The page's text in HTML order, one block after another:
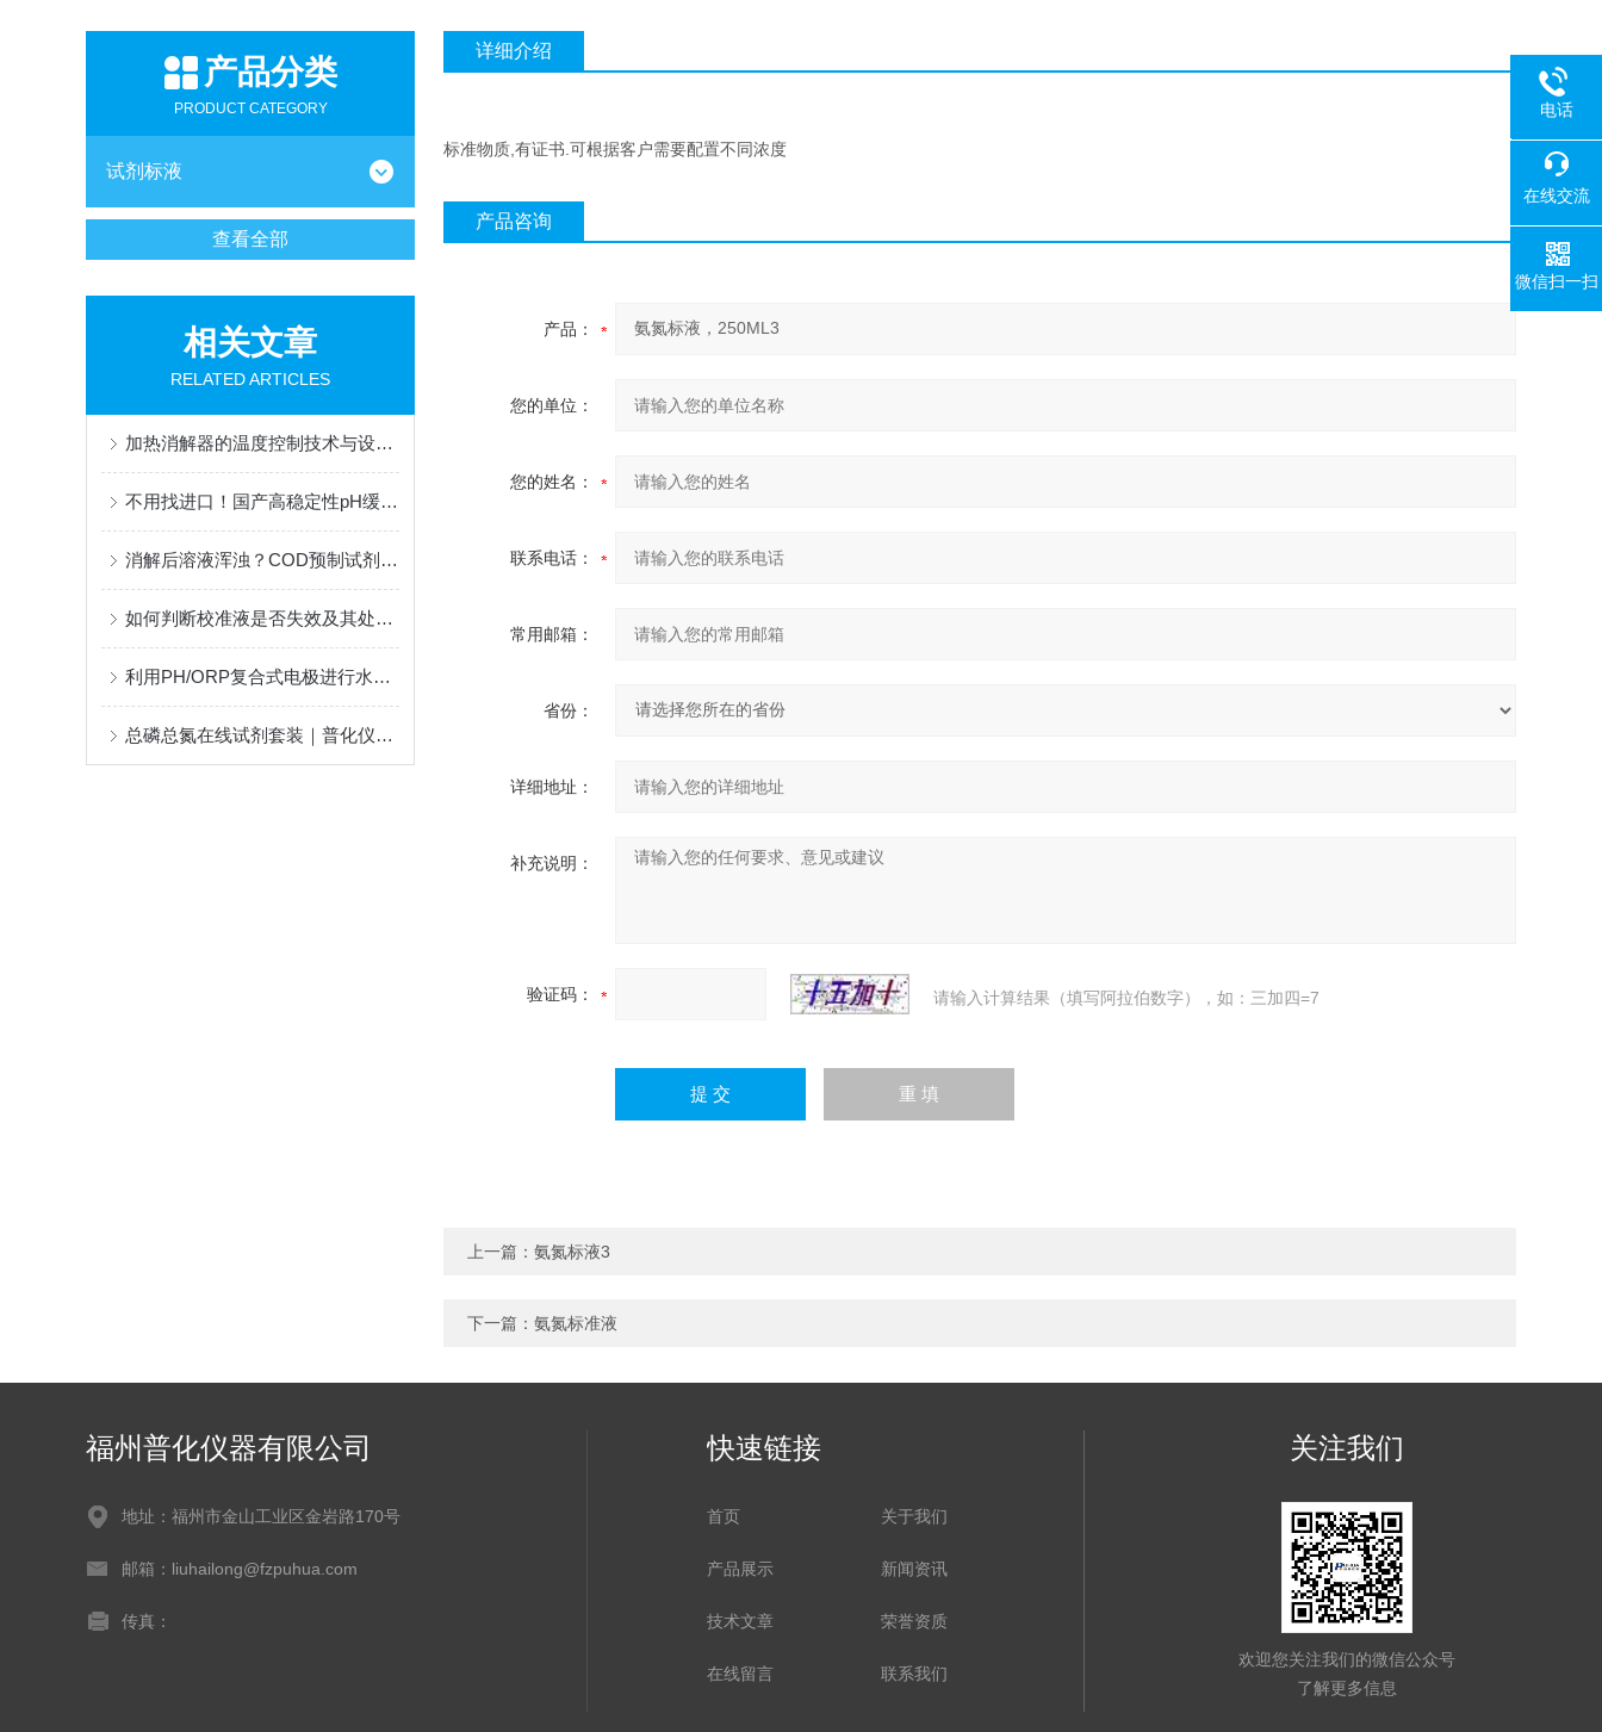
产品分类
PRODUCT CATEGORY
试剂标液
查看全部
相关文章
RELATED ARTICLES
加热消解器的温度控制技术与设备维护保养指南
不用找进口！国产高稳定性pH缓冲液，适配梅特勒、哈希、雷磁全系设备
消解后溶液浑浊？COD预制试剂常见异常现象与对策
如何判断校准液是否失效及其处理方法
利用PH/ORP复合式电极进行水质检测的准确性研究
总磷总氮在线试剂套装｜普化仪器，在线仪表专用耗材
详细介绍
标准物质,有证书.可根据客户需要配置不同浓度
产品咨询
产品：
您的单位：
您的姓名：
联系电话：
常用邮箱：
省份：
详细地址：
补充说明：
验证码： 请输入计算结果（填写阿拉伯数字），如：三加四=7
上一篇： 氨氮标液3
下一篇： 氨氮标准液
福州普化仪器有限公司
地址：福州市金山工业区金岩路170号
邮箱：liuhailong@fzpuhua.com
传真：
快速链接
首页 关于我们
产品展示 新闻资讯
技术文章 荣誉资质
在线留言 联系我们
关注我们
欢迎您关注我们的微信公众号
了解更多信息
电话
400-
在线交流
微信扫一扫